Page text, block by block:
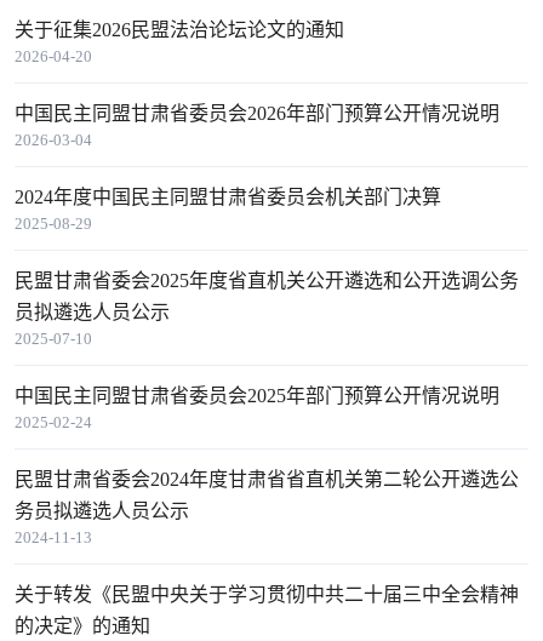
2026-04-20
关于征集2026民盟法治论坛论文的通知
2026-03-04
中国民主同盟甘肃省委员会2026年部门预算公开情况说明
2025-08-29
2024年度中国民主同盟甘肃省委员会机关部门决算
2025-07-10
民盟甘肃省委会2025年度省直机关公开遴选和公开选调公务
员拟遴选人员公示
2025-02-24
中国民主同盟甘肃省委员会2025年部门预算公开情况说明
2024-11-13
民盟甘肃省委会2024年度甘肃省省直机关第二轮公开遴选公
务员拟遴选人员公示
关于转发《民盟中央关于学习贯彻中共二十届三中全会精神
的决定》的通知